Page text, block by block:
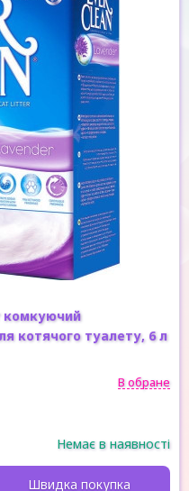
комкуючий
котячого туалету, 6 л
В обране
Немає в наявності
Швидка покупка